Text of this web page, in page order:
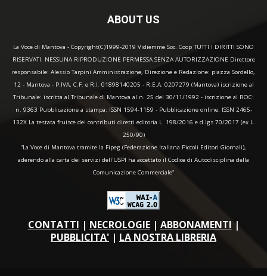
ABOUT US
La Voce di Mantova - Copyright(C)1999-2019 Vidiemme Soc. Coop TUTTI I DIRITTI SONO
RISERVATI. NESSUNA RIPRODUZIONE PERMESSA SENZA AUTORIZZAZIONE Direttore
responsabile: Alessio Tarpini Amministrazione, Direzione e Redazione: piazza Sordello,
12 - Mantova - P.IVA, C.F. e R.I. 01898140205 - R.E.A. 0207279 (Mantova) iscrizione al
Tribunale: iscritta al Tribunale di Mantova al n. 25 del 30/11/1992 - iscrizione al ROC:
n. 9363 Pubblicazione a stampa: ISSN 1594-1159 - Pubblicazione online: ISSN 2465-
132X La testata fruisce dei contributi diretti editoria L. 198/2016 e d.lgs 70/2017 (ex L.
250/90)
“La Voce di Mantova tramite la Fipeg (Federazione Italiana Piccoli Editori Giornali),
aderendo alla carta dei servizi dell'USPI ha accettato il Codice di Autodisciplina della
Comunicazione Commerciale"
CONTATTI | NECROLOGIE| ABBONAMENTI |
PUBBLICITA' | LA NOSTRA LIBRERIA